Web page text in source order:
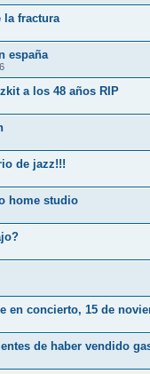
la fractura
españa
a los 48 años RIP
de jazz!!!
home studio
en concierto, 15 de
de haber vendido